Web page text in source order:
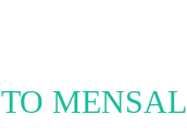
MENSAL